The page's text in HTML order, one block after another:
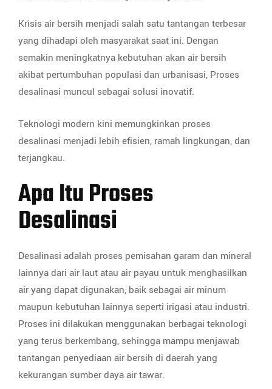
Krisis air bersih menjadi salah satu tantangan terbesar
yang dihadapi oleh masyarakat saat ini. Dengan
semakin meningkatnya kebutuhan akan air bersih
akibat pertumbuhan populasi dan urbanisasi, Proses
desalinasi muncul sebagai solusi inovatif.
Teknologi modern kini memungkinkan proses
desalinasi menjadi lebih efisien, ramah lingkungan, dan
terjangkau.
Apa Itu Proses
Desalinasi
Desalinasi adalah proses pemisahan garam dan mineral
lainnya dari air laut atau air payau untuk menghasilkan
air yang dapat digunakan, baik sebagai air minum
maupun kebutuhan lainnya seperti irigasi atau industri.
Proses ini dilakukan menggunakan berbagai teknologi
yang terus berkembang, sehingga mampu menjawab
tantangan penyediaan air bersih di daerah yang
kekurangan sumber daya air tawar.